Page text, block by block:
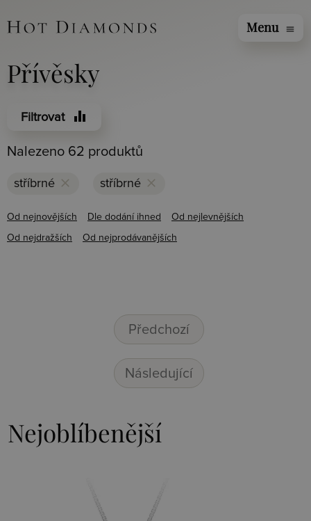
Menu menu
Přívěsky
Filtrovat equalizer
Nalezeno 62 produktů
stříbrné clear stříbrné clear
Od nejnovějších Dle dodání ihned Od nejlevnějších
Od nejdražších Od nejprodávanějších
Předchozí
Následující
Nejoblíbenější